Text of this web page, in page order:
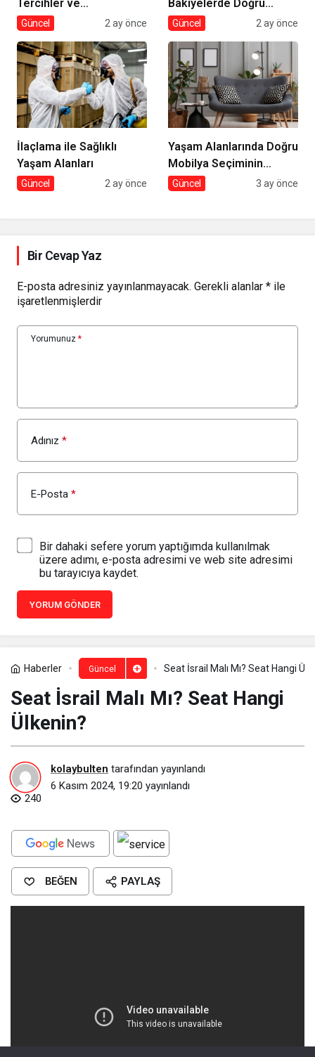
Tercihler ve
Dekorasyona Etkisi
Güncel 2 ay önce
Bakiyelerde Doğru
Tercihler
Güncel 2 ay önce
İlaçlama ile Sağlıklı
Yaşam Alanları
Güncel 2 ay önce
Yaşam Alanlarında Doğru
Mobilya Seçiminin
İncelikleri
Güncel 3 ay önce
Bir Cevap Yaz
E-posta adresiniz yayınlanmayacak. Gerekli alanlar * ile
işaretlenmişlerdir
Yorumunuz *
Adınız *
E-Posta *
Bir dahaki sefere yorum yaptığımda kullanılmak
üzere adımı, e-posta adresimi ve web site adresimi
bu tarayıcıya kaydet.
YORUM GÖNDER
Haberler Güncel Seat İsrail Malı Mı? Seat Hangi
Seat İsrail Malı Mı? Seat Hangi
Ülkenin?
kolaybulten tarafından yayınlandı
6 Kasım 2024, 19:20 yayınlandı
240
BEĞEN PAYLAŞ